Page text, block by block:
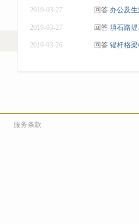
2019-03-27 回答 办公及
2019-03-27 回答 填石路
2019-03-26 回答 锚杆格
服务条款